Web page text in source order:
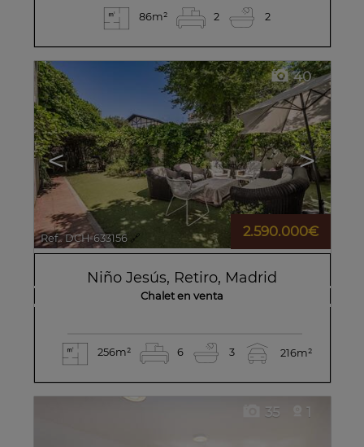
86m² 2 2
< >
40
Ref.. DCH-633156 🔗
Niño Jesús, Retiro, Madrid
Chalet en venta
256m² 6 3 216m²
2.590.000€
35 1